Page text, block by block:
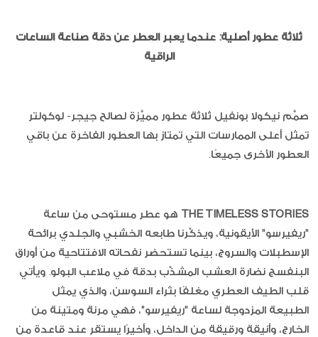
ثلاثة عطور أصلية: عندما يعبر العطر عن دقة صناعة الساعات
الراقية
صمَّم نيكولا بونفيل ثلاثة عطور مميَّزة لصالح جيجر- لوكولتر
تمثل أعلى الممارسات التي تمتاز بها العطور الفاخرة عن باقي
العطور الأخرى جميعًا.
THE TIMELESS STORIES هو عطر مستوحى من ساعة
"ريفيرسو" الأيقونية، ويذكّرنا طابعه الخشبي والجلدي برائحة
الإسطبلات والسروج، بينما تستحضر نفحاته الافتتاحية من أوراق
البنفسج نضارة العشب المشذّب بدقة في ملاعب البولو. ويأتي
قلب الطيف العطري مغلفًا بثراء السوسن، والذي يمثل
الطبيعة المزدوجة لساعة "ريفيرسو"، فهي مرنة ومتينة من
الخارج، وأنيقة ورقيقة من الداخل، وأخيرًا يستقر عند قاعدة من